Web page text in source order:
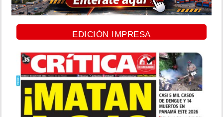
EDICIÓN IMPRESA